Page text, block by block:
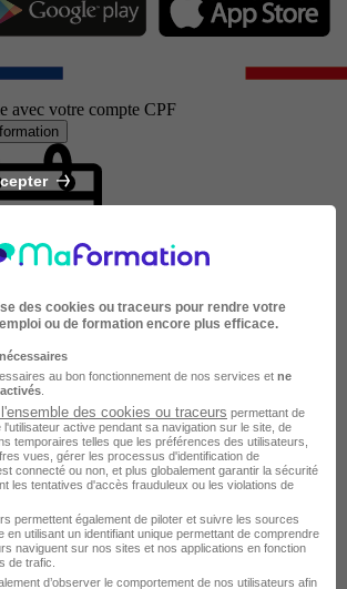
avec votre compte CPF
des cookies ou traceurs pour rendre votre
ou de formation encore plus efficace.
au bon fonctionnement de nos services et ne
des cookies ou traceurs permettant de
active pendant sa navigation sur le site, de
temporaires telles que les préférences des utilisateurs,
vues, gérer les processus d'identification de
connecté ou non, et plus globalement garantir la sécurité
les tentatives d'accès frauduleux ou les violations de
permettent également de piloter et suivre les sources
en utilisant un identifiant unique permettant de comprendre
naviguent sur nos sites et nos applications en fonction
de trafic.
d’observer le comportement de nos utilisateurs afin